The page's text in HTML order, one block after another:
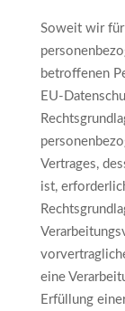
Soweit wir für
betroffenen
EU-
Vertrages,
ist,
eine
Erfüllung